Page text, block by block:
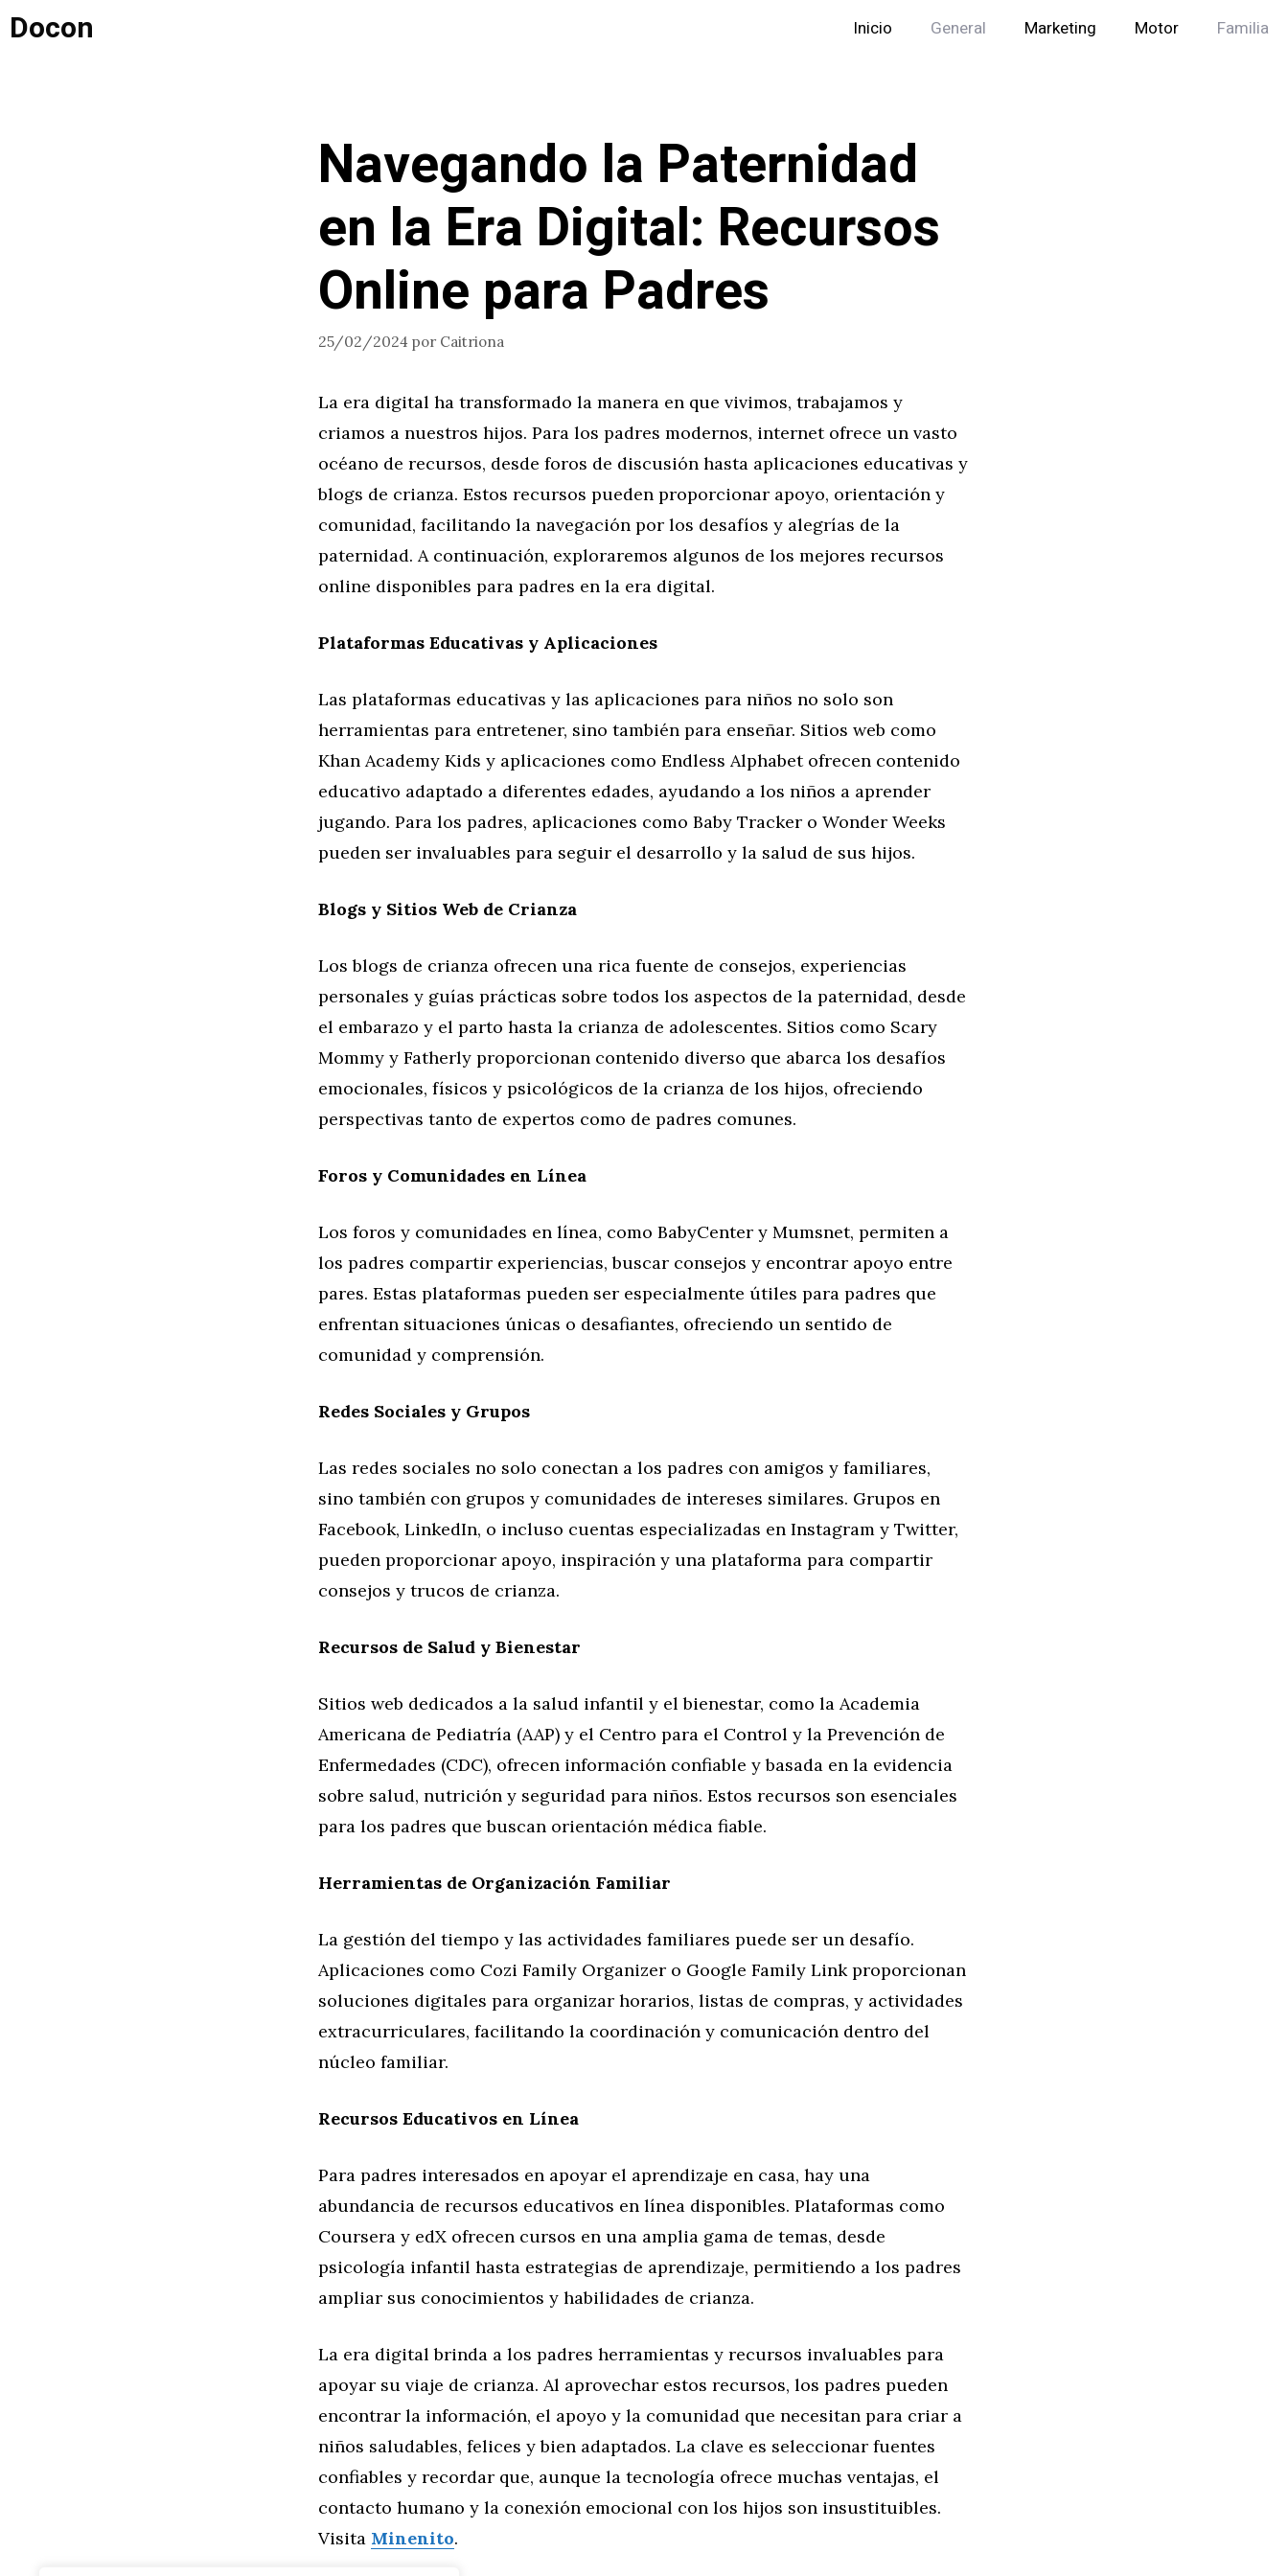
Saltar
alDocon Inicio General Marketing Motor Familia
Navegando la Paternidad
en la Era Digital: Recursos
Online para Padres
25/02/2024 por Caitriona
La era digital ha transformado la manera en que vivimos, trabajamos y
criamos a nuestros hijos. Para los padres modernos, internet ofrece un vasto
océano de recursos, desde foros de discusión hasta aplicaciones educativas y
blogs de crianza. Estos recursos pueden proporcionar apoyo, orientación y
comunidad, facilitando la navegación por los desafíos y alegrías de la
paternidad. A continuación, exploraremos algunos de los mejores recursos
online disponibles para padres en la era digital.
Plataformas Educativas y Aplicaciones
Las plataformas educativas y las aplicaciones para niños no solo son
herramientas para entretener, sino también para enseñar. Sitios web como
Khan Academy Kids y aplicaciones como Endless Alphabet ofrecen contenido
educativo adaptado a diferentes edades, ayudando a los niños a aprender
jugando. Para los padres, aplicaciones como Baby Tracker o Wonder Weeks
pueden ser invaluables para seguir el desarrollo y la salud de sus hijos.
Blogs y Sitios Web de Crianza
Los blogs de crianza ofrecen una rica fuente de consejos, experiencias
personales y guías prácticas sobre todos los aspectos de la paternidad, desde
el embarazo y el parto hasta la crianza de adolescentes. Sitios como Scary
Mommy y Fatherly proporcionan contenido diverso que abarca los desafíos
emocionales, físicos y psicológicos de la crianza de los hijos, ofreciendo
perspectivas tanto de expertos como de padres comunes.
Foros y Comunidades en Línea
Los foros y comunidades en línea, como BabyCenter y Mumsnet, permiten a
los padres compartir experiencias, buscar consejos y encontrar apoyo entre
pares. Estas plataformas pueden ser especialmente útiles para padres que
enfrentan situaciones únicas o desafiantes, ofreciendo un sentido de
comunidad y comprensión.
Redes Sociales y Grupos
Las redes sociales no solo conectan a los padres con amigos y familiares,
sino también con grupos y comunidades de intereses similares. Grupos en
Facebook, LinkedIn, o incluso cuentas especializadas en Instagram y Twitter,
pueden proporcionar apoyo, inspiración y una plataforma para compartir
consejos y trucos de crianza.
Recursos de Salud y Bienestar
Sitios web dedicados a la salud infantil y el bienestar, como la Academia
Americana de Pediatría (AAP) y el Centro para el Control y la Prevención de
Enfermedades (CDC), ofrecen información confiable y basada en la evidencia
sobre salud, nutrición y seguridad para niños. Estos recursos son esenciales
para los padres que buscan orientación médica fiable.
Herramientas de Organización Familiar
La gestión del tiempo y las actividades familiares puede ser un desafío.
Aplicaciones como Cozi Family Organizer o Google Family Link proporcionan
soluciones digitales para organizar horarios, listas de compras, y actividades
extracurriculares, facilitando la coordinación y comunicación dentro del
núcleo familiar.
Recursos Educativos en Línea
Para padres interesados en apoyar el aprendizaje en casa, hay una
abundancia de recursos educativos en línea disponibles. Plataformas como
Coursera y edX ofrecen cursos en una amplia gama de temas, desde
psicología infantil hasta estrategias de aprendizaje, permitiendo a los padres
ampliar sus conocimientos y habilidades de crianza.
La era digital brinda a los padres herramientas y recursos invaluables para
apoyar su viaje de crianza. Al aprovechar estos recursos, los padres pueden
encontrar la información, el apoyo y la comunidad que necesitan para criar a
niños saludables, felices y bien adaptados. La clave es seleccionar fuentes
confiables y recordar que, aunque la tecnología ofrece muchas ventajas, el
contacto humano y la conexión emocional con los hijos son insustituibles.
Visita Minenito.